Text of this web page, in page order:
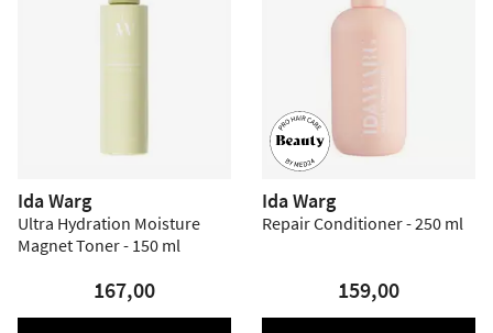
Ida Warg
Ultra Hydration Moisture
Magnet Toner - 150 ml
167,00
Ida Warg
Repair Conditioner - 250 ml
159,00